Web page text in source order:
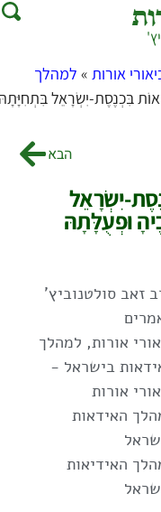
אורות» למהלך
בִּכְנֶסֶת-יִשְׂרָאֵל בִּתְחִיָּתָהּ
הבא
יִשְׂרָאֵל
וּפְעֻלָּתָהּ
סולטנוביץ'
אורות,למהלך
בישראל -
אורות
האידאות
האידיאות